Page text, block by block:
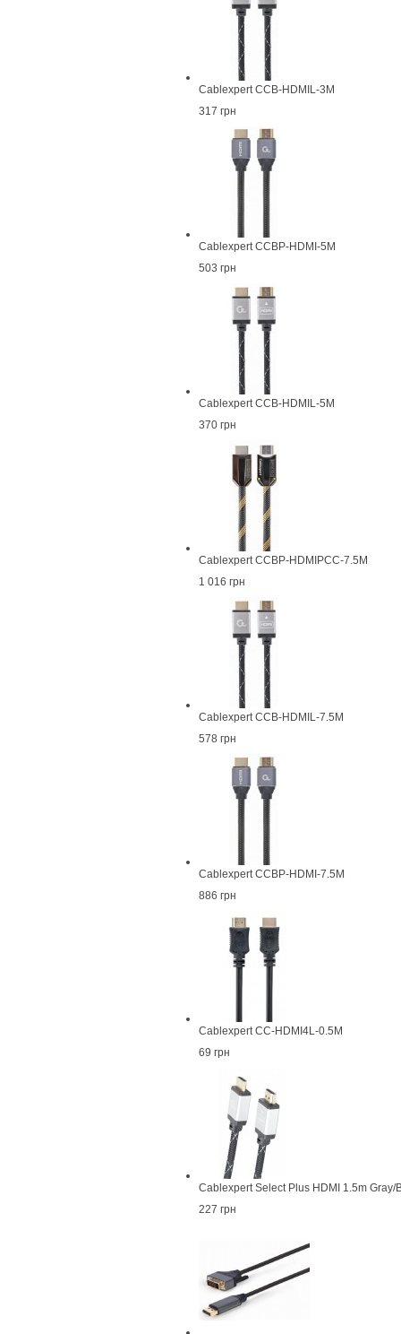
Cablexpert CCB-HDMIL-3M
317 грн
Cablexpert CCBP-HDMI-5M
503 грн
Cablexpert CCB-HDMIL-5M
370 грн
Cablexpert CCBP-HDMIPCC-7.5M
1 016 грн
Cablexpert CCB-HDMIL-7.5M
578 грн
Cablexpert CCBP-HDMI-7.5M
886 грн
Cablexpert CC-HDMI4L-0.5M
69 грн
Cablexpert Select Plus HDMI 1.5m Gray/
227 грн